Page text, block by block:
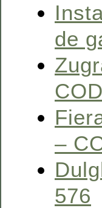
de
–
576